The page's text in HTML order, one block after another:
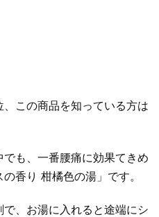
この商品を知っている方は
も、一番腰痛に効果てきめ
香り 柑橘色の湯」です。
、お湯に入れると途端にシ